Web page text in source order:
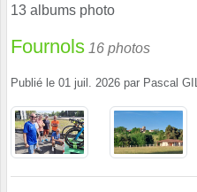
13 albums photo
Fournols 16 photos
Publié le 01 juil. 2026 par Pascal